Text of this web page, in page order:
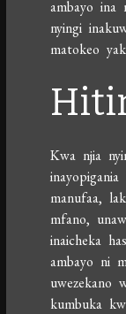
ambayo ina
nyingi
matokeo
Kwa njia
manufaa,
mfano,
inaicheka
ambayo ni
uwezekano
kumbuka